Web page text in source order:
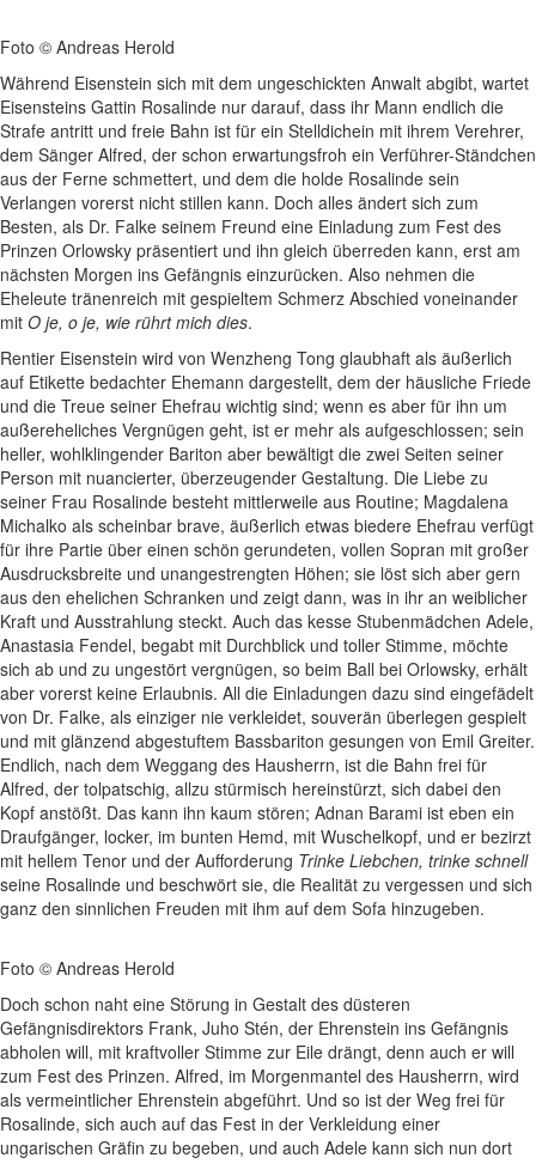
Foto © Andreas Herold
Während Eisenstein sich mit dem ungeschickten Anwalt abgibt, wartet
Eisensteins Gattin Rosalinde nur darauf, dass ihr Mann endlich die
Strafe antritt und freie Bahn ist für ein Stelldichein mit ihrem Verehrer,
dem Sänger Alfred, der schon erwartungsfroh ein Verführer-Ständchen
aus der Ferne schmettert, und dem die holde Rosalinde sein
Verlangen vorerst nicht stillen kann. Doch alles ändert sich zum
Besten, als Dr. Falke seinem Freund eine Einladung zum Fest des
Prinzen Orlowsky präsentiert und ihn gleich überreden kann, erst am
nächsten Morgen ins Gefängnis einzurücken. Also nehmen die
Eheleute tränenreich mit gespieltem Schmerz Abschied voneinander
mit O je, o je, wie rührt mich dies.
Rentier Eisenstein wird von Wenzheng Tong glaubhaft als äußerlich
auf Etikette bedachter Ehemann dargestellt, dem der häusliche Friede
und die Treue seiner Ehefrau wichtig sind; wenn es aber für ihn um
außereheliches Vergnügen geht, ist er mehr als aufgeschlossen; sein
heller, wohlklingender Bariton aber bewältigt die zwei Seiten seiner
Person mit nuancierter, überzeugender Gestaltung. Die Liebe zu
seiner Frau Rosalinde besteht mittlerweile aus Routine; Magdalena
Michalko als scheinbar brave, äußerlich etwas biedere Ehefrau verfügt
für ihre Partie über einen schön gerundeten, vollen Sopran mit großer
Ausdrucksbreite und unangestrengten Höhen; sie löst sich aber gern
aus den ehelichen Schranken und zeigt dann, was in ihr an weiblicher
Kraft und Ausstrahlung steckt. Auch das kesse Stubenmädchen Adele,
Anastasia Fendel, begabt mit Durchblick und toller Stimme, möchte
sich ab und zu ungestört vergnügen, so beim Ball bei Orlowsky, erhält
aber vorerst keine Erlaubnis. All die Einladungen dazu sind eingefädelt
von Dr. Falke, als einziger nie verkleidet, souverän überlegen gespielt
und mit glänzend abgestuftem Bassbariton gesungen von Emil Greiter.
Endlich, nach dem Weggang des Hausherrn, ist die Bahn frei für
Alfred, der tolpatschig, allzu stürmisch hereinstürzt, sich dabei den
Kopf anstößt. Das kann ihn kaum stören; Adnan Barami ist eben ein
Draufgänger, locker, im bunten Hemd, mit Wuschelkopf, und er bezirzt
mit hellem Tenor und der Aufforderung Trinke Liebchen, trinke schnell
seine Rosalinde und beschwört sie, die Realität zu vergessen und sich
ganz den sinnlichen Freuden mit ihm auf dem Sofa hinzugeben.
Foto © Andreas Herold
Doch schon naht eine Störung in Gestalt des düsteren
Gefängnisdirektors Frank, Juho Stén, der Ehrenstein ins Gefängnis
abholen will, mit kraftvoller Stimme zur Eile drängt, denn auch er will
zum Fest des Prinzen. Alfred, im Morgenmantel des Hausherrn, wird
als vermeintlicher Ehrenstein abgeführt. Und so ist der Weg frei für
Rosalinde, sich auch auf das Fest in der Verkleidung einer
ungarischen Gräfin zu begeben, und auch Adele kann sich nun dort